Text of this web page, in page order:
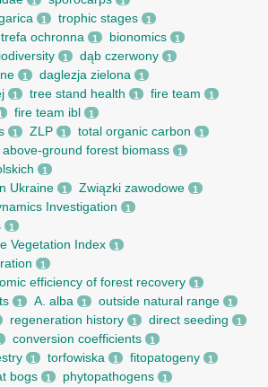
1 trophic stages 1
trefa ochronna 1 bionomics 1
1 dąb czerwony 1
1 daglezja zielona 1
1 tree stand health 1 fire team 1
fire team ibl 1
1 ZLP 1 total organic carbon 1
above-ground forest biomass 1
1
Ukraine 1 Związki zawodowe 1
Investigation 1
1
Vegetation Index 1
1
efficiency of forest recovery 1
1 A. alba 1 outside natural range 1
regeneration history 1 direct seeding 1
conversion coefficients 1
1 torfowiska 1 fitopatogeny 1
bogs 1 phytopathogens 1